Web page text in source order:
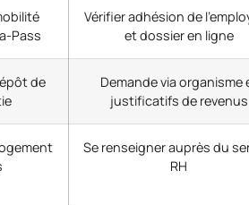
Pass
Vérifier adhésion de
et dossier en ligne
de
Demande via organisme
justificatifs de revenus
Se renseigner auprès du
RH